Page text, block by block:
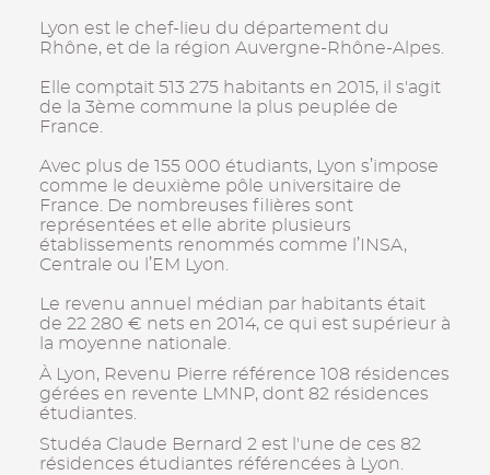
Lyon est le chef-lieu du département du
Rhône, et de la région Auvergne-Rhône-Alpes.
Elle comptait 513 275 habitants en 2015, il s'agit
de la 3ème commune la plus peuplée de
France.
Avec plus de 155 000 étudiants, Lyon s’impose
comme le deuxième pôle universitaire de
France. De nombreuses filières sont
représentées et elle abrite plusieurs
établissements renommés comme l’INSA,
Centrale ou l’EM Lyon.
Le revenu annuel médian par habitants était
de 22 280 € nets en 2014, ce qui est supérieur à
la moyenne nationale.
À Lyon, Revenu Pierre référence 108 résidences
gérées en revente LMNP, dont 82 résidences
étudiantes.
Studéa Claude Bernard 2 est l'une de ces 82
résidences étudiantes référencées à Lyon.